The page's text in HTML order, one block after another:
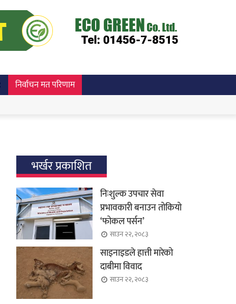
निर्वाचन मत परिणाम
भर्खर प्रकाशित
निःशुल्क उपचार सेवा
प्रभावकारी बनाउन तोकियो
‘फोकल पर्सन’
साउन २२, २०८३
साइनाइडले हात्ती मारेको
दाबीमा विवाद
साउन २२, २०८३